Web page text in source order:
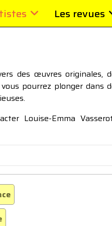
Les revues
des œuvres originales,
pourrez plonger dans
Louise-Emma